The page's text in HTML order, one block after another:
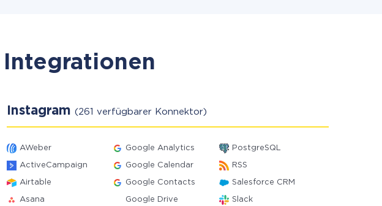
Instagram (261 verfügbarer Konnektor)
AWeber Google Analytics PostgreSQL
ActiveCampaign Google Calendar RSS
Airtable Google Contacts Salesforce CRM
Asana Google Drive Slack